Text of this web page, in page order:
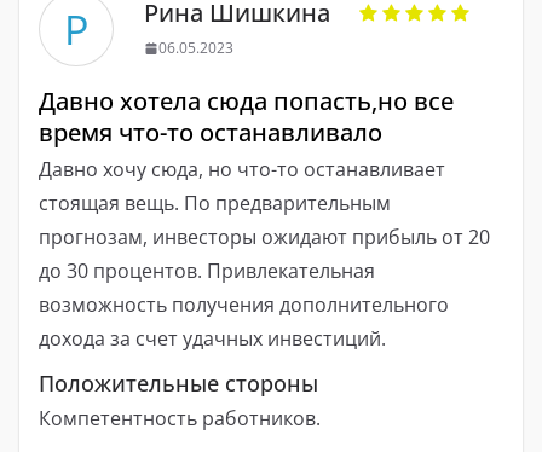
Р Рина Шишкина
06.05.2023
Давно хотела сюда попасть,но все
время что-то останавливало
Давно хочу сюда, но что-то останавливает
стоящая вещь. По предварительным
прогнозам, инвесторы ожидают прибыль от 20
до 30 процентов. Привлекательная
возможность получения дополнительного
дохода за счет удачных инвестиций.
Положительные стороны
Компетентность работников.